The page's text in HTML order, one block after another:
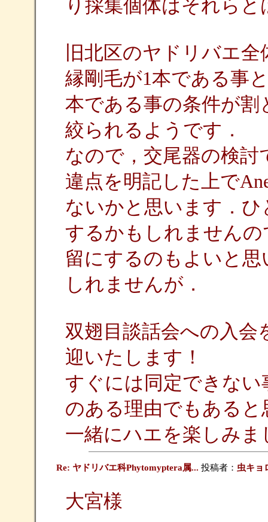
り採集個体はそれら
旧北区のヤドリバエ
縁剛毛が1本である事
本である事の条件が
絞られるようです．
なので，交尾器の検
違点を明記した上で
ないかと思います．
するかもしれません
留にするのもよいと
しれませんが．
双翅目談話会への入
迎いたします！
すぐには同定できな
のある理由でもあると
一緒にハエを楽しみま
Re: ヤドリバエ科Phytomyptera属... 投稿者： 虫キョ
大宮様